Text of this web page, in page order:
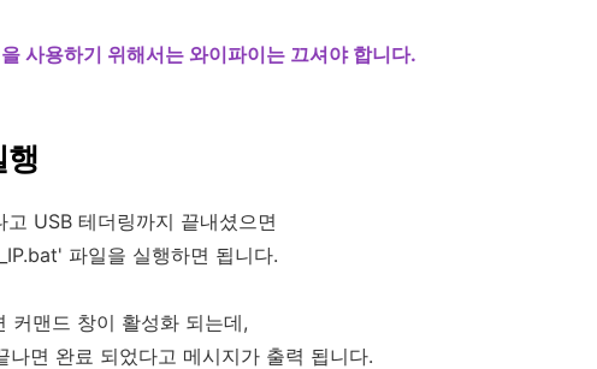
사용하기 위해서는 와이파이는 끄셔야 합니다.
행
고 USB 테더링까지 끝내셨으면
파일을 실행하면 됩니다.
커맨드 창이 활성화 되는데,
나면 완료 되었다고 메시지가 출력 됩니다.